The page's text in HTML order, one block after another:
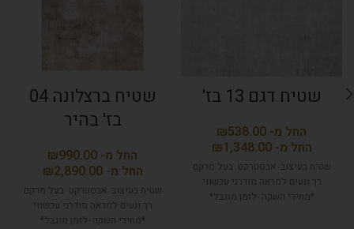
שטיח דגם 13 בז'
₪
₪
שטיח בעיצוב אבסטרקט בעל מרקם
רך ונעים למראה מודרני עכשווי
*מחירי השקה -לזמן מוגבל*
שטיח ברצלונה 04
בז' בהיר
₪
₪
שטיח בעיצוב אבסטרקט בעל מרקם
רך ונעים למראה מודרני עכשווי
*מחירי השקה -לזמן מוגבל*